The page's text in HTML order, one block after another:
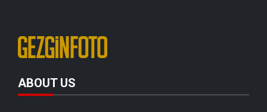
ABOUT US